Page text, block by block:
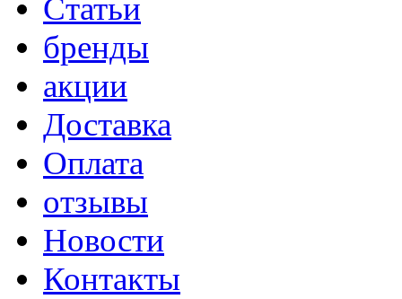
Статьи
бренды
акции
Доставка
Оплата
отзывы
Новости
Контакты